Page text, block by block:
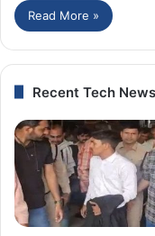
Read More »
Recent Tech News